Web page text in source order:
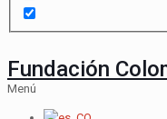
Fundación
Menú